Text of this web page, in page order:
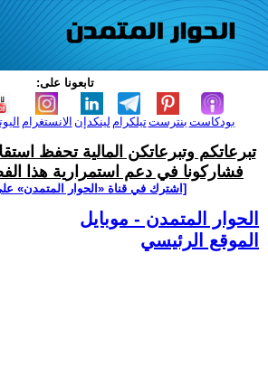
تابعونا على:
الانستغرام لينكدإن تيلكرامبنترست بودكاست
تبرعاتكم وتبرعاتكن المالية تحفظ
فشاركونا في دعم استمرارية هذا
[اشترك في قناة ‫«الحوار المتمدن»
الحوار المتمدن - موبايل
الموقع الرئيسي